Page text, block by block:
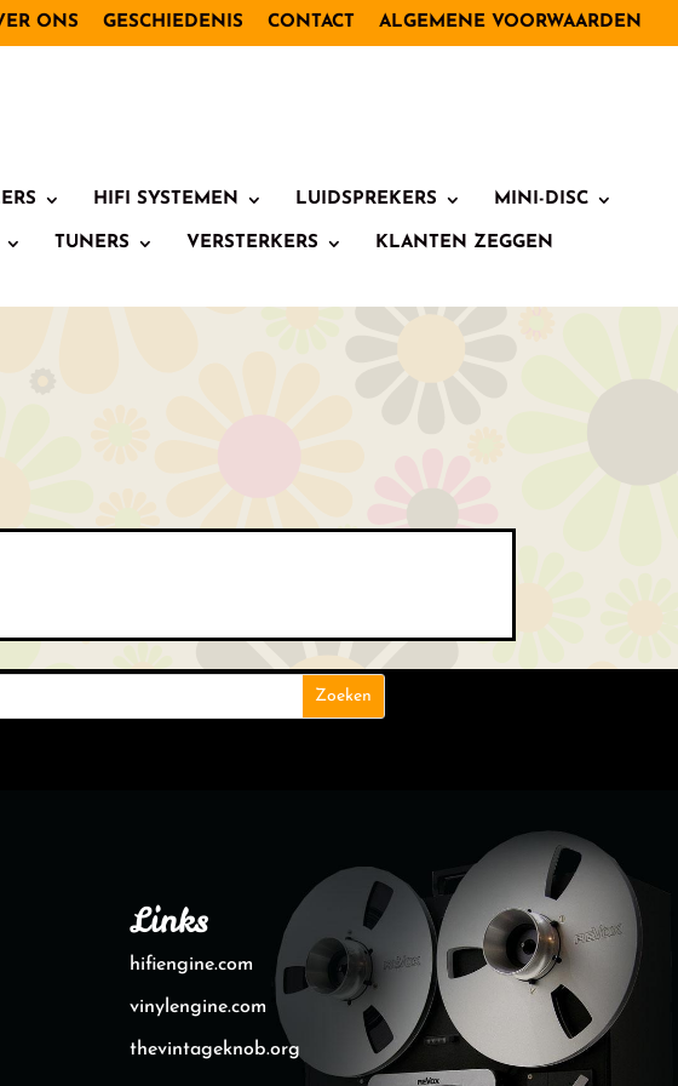
ONS GESCHIEDENIS CONTACT ALGEMENE VOORWAARDEN
HIFI SYSTEMEN LUIDSPREKERS MINI-DISC
TUNERS VERSTERKERS KLANTEN ZEGGEN
Links
hifiengine.com
vinylengine.com
thevintageknob.org